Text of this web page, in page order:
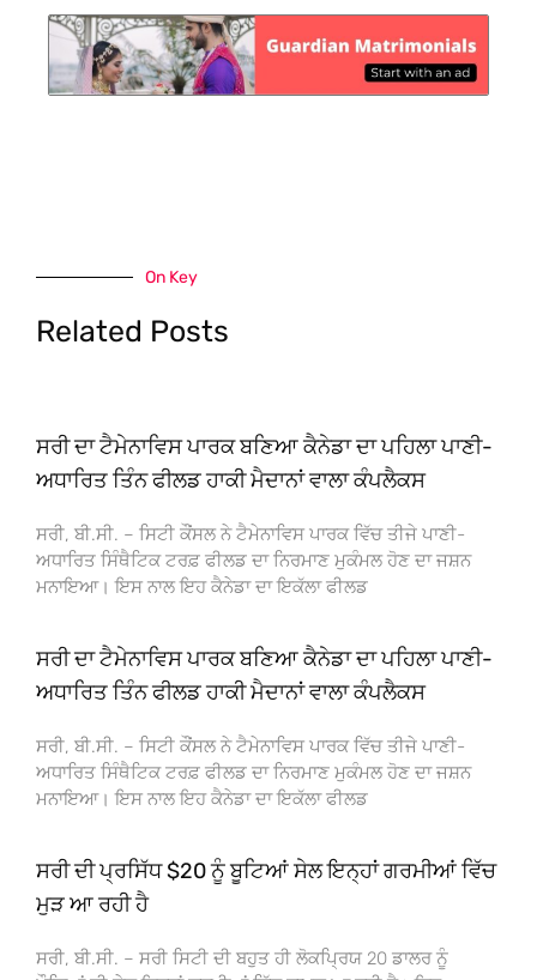
On Key
Related Posts
ਸਰੀ ਦਾ ਟੈਮੇਨਾਵਿਸ ਪਾਰਕ ਬਣਿਆ ਕੈਨੇਡਾ ਦਾ ਪਹਿਲਾ ਪਾਣੀ-
ਅਧਾਰਿਤ ਤਿੰਨ ਫੀਲਡ ਹਾਕੀ ਮੈਦਾਨਾਂ ਵਾਲਾ ਕੰਪਲੈਕਸ
ਸਰੀ, ਬੀ.ਸੀ. – ਸਿਟੀ ਕੌਂਸਲ ਨੇ ਟੈਮੇਨਾਵਿਸ ਪਾਰਕ ਵਿੱਚ ਤੀਜੇ ਪਾਣੀ-
ਅਧਾਰਿਤ ਸਿੰਥੈਟਿਕ ਟਰਫ਼ ਫੀਲਡ ਦਾ ਨਿਰਮਾਣ ਮੁਕੰਮਲ ਹੋਣ ਦਾ ਜਸ਼ਨ
ਮਨਾਇਆ। ਇਸ ਨਾਲ ਇਹ ਕੈਨੇਡਾ ਦਾ ਇਕੱਲਾ ਫੀਲਡ
ਸਰੀ ਦਾ ਟੈਮੇਨਾਵਿਸ ਪਾਰਕ ਬਣਿਆ ਕੈਨੇਡਾ ਦਾ ਪਹਿਲਾ ਪਾਣੀ-
ਅਧਾਰਿਤ ਤਿੰਨ ਫੀਲਡ ਹਾਕੀ ਮੈਦਾਨਾਂ ਵਾਲਾ ਕੰਪਲੈਕਸ
ਸਰੀ, ਬੀ.ਸੀ. – ਸਿਟੀ ਕੌਂਸਲ ਨੇ ਟੈਮੇਨਾਵਿਸ ਪਾਰਕ ਵਿੱਚ ਤੀਜੇ ਪਾਣੀ-
ਅਧਾਰਿਤ ਸਿੰਥੈਟਿਕ ਟਰਫ਼ ਫੀਲਡ ਦਾ ਨਿਰਮਾਣ ਮੁਕੰਮਲ ਹੋਣ ਦਾ ਜਸ਼ਨ
ਮਨਾਇਆ। ਇਸ ਨਾਲ ਇਹ ਕੈਨੇਡਾ ਦਾ ਇਕੱਲਾ ਫੀਲਡ
ਸਰੀ ਦੀ ਪ੍ਰਸਿੱਧ $20 ਨੂੰ ਬੂਟਿਆਂ ਸੇਲ ਇਨ੍ਹਾਂ ਗਰਮੀਆਂ ਵਿੱਚ
ਮੁੜ ਆ ਰਹੀ ਹੈ
ਸਰੀ, ਬੀ.ਸੀ. – ਸਰੀ ਸਿਟੀ ਦੀ ਬਹੁਤ ਹੀ ਲੋਕਪ੍ਰਿਯ 20 ਡਾਲਰ ਨੂੰ